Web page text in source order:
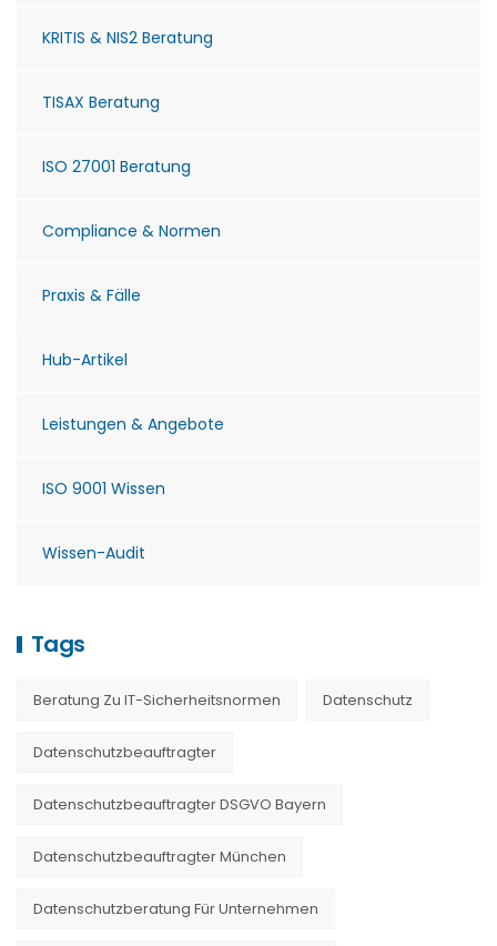
KRITIS & NIS2 Beratung
TISAX Beratung
ISO 27001 Beratung
Compliance & Normen
Praxis & Fälle
Hub-Artikel
Leistungen & Angebote
ISO 9001 Wissen
Wissen-Audit
Tags
Beratung Zu IT-Sicherheitsnormen Datenschutz
Datenschutzbeauftragter
Datenschutzbeauftragter DSGVO Bayern
Datenschutzbeauftragter München
Datenschutzberatung Für Unternehmen